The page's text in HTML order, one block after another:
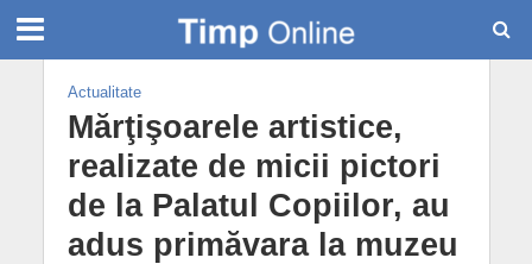
Actualitate
Mărţişoarele artistice,
realizate de micii pictori
de la Palatul Copiilor, au
adus primăvara la muzeu